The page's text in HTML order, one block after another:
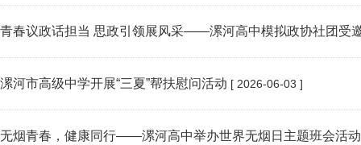
青春议政话担当 思政引领展风采——漯河高中模拟政协社团受
漯河市高级中学开展“三夏”帮扶慰问活动 [ 2026-06-03 ]
无烟青春，健康同行——漯河高中举办世界无烟日主题班会活动